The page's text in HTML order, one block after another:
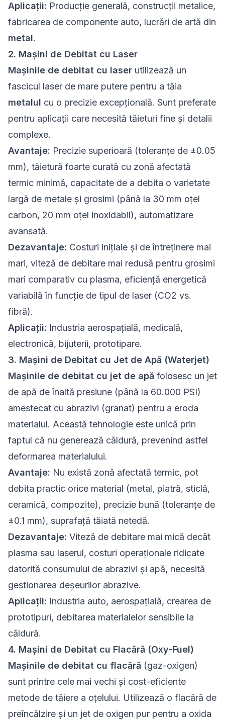
Aplicații: Producție generală, construcții metalice,
fabricarea de componente auto, lucrări de artă din
metal.
2. Mașini de Debitat cu Laser
Mașinile de debitat cu laser utilizează un
fascicul laser de mare putere pentru a tăia
metalul cu o precizie excepțională. Sunt preferate
pentru aplicații care necesită tăieturi fine și detalii
complexe.
Avantaje: Precizie superioară (toleranțe de ±0.05
mm), tăietură foarte curată cu zonă afectată
termic minimă, capacitate de a debita o varietate
largă de metale și grosimi (până la 30 mm oțel
carbon, 20 mm oțel inoxidabil), automatizare
avansată.
Dezavantaje: Costuri inițiale și de întreținere mai
mari, viteză de debitare mai redusă pentru grosimi
mari comparativ cu plasma, eficiență energetică
variabilă în funcție de tipul de laser (CO2 vs.
fibră).
Aplicații: Industria aerospațială, medicală,
electronică, bijuterii, prototipare.
3. Mașini de Debitat cu Jet de Apă (Waterjet)
Mașinile de debitat cu jet de apă folosesc un jet
de apă de înaltă presiune (până la 60.000 PSI)
amestecat cu abrazivi (granat) pentru a eroda
materialul. Această tehnologie este unică prin
faptul că nu generează căldură, prevenind astfel
deformarea materialului.
Avantaje: Nu există zonă afectată termic, pot
debita practic orice material (metal, piatră, sticlă,
ceramică, compozite), precizie bună (toleranțe de
±0.1 mm), suprafață tăiată netedă.
Dezavantaje: Viteză de debitare mai mică decât
plasma sau laserul, costuri operaționale ridicate
datorită consumului de abrazivi și apă, necesită
gestionarea deșeurilor abrazive.
Aplicații: Industria auto, aerospațială, crearea de
prototipuri, debitarea materialelor sensibile la
căldură.
4. Mașini de Debitat cu Flacără (Oxy-Fuel)
Mașinile de debitat cu flacără (gaz-oxigen)
sunt printre cele mai vechi și cost-eficiente
metode de tăiere a oțelului. Utilizează o flacără de
preîncălzire și un jet de oxigen pur pentru a oxida